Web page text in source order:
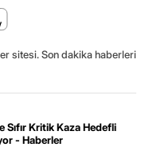
sitesi. Son dakika haberleri
Sıfır Kritik Kaza Hedefli
- Haberler